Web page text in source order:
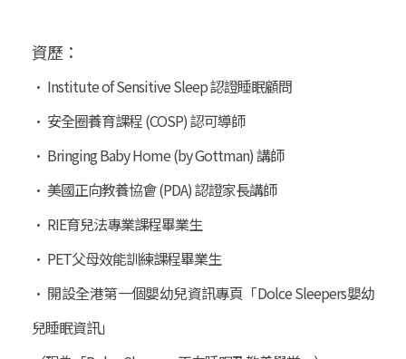
資歷：
• Institute of Sensitive Sleep 認證睡眠顧問
• 安全圈養育課程 (COSP) 認可導師
• Bringing Baby Home (by Gottman) 講師
• 美國正向教養協會 (PDA) 認證家長講師
• RIE育兒法專業課程畢業生
• PET父母效能訓練課程畢業生
• 開設全港第一個嬰幼兒資訊專頁「Dolce Sleepers嬰幼
兒睡眠資訊」